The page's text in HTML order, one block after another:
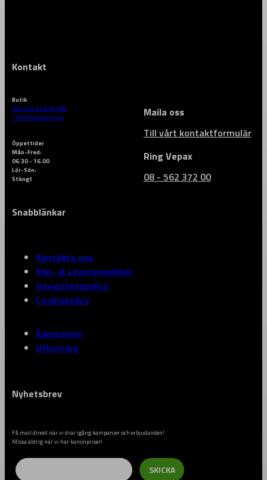
Kontakt
Butik
Västberga Allé 36B
126 30 Hägersten
Maila oss
Till vårt kontaktformulär
Öppettider
Mån-Fred:
06.30 - 16.00
Lör-Sön:
Stängt
Ring Vepax
08 - 562 372 00
Snabblänkar
Kontakta oss
Köp- & Leveransvillkor
Integritetspolicy
Cookiepolicy
Kampanjer
Uthyrning
Nyhetsbrev
Få mail direkt när vi drar igång kampanjer och erbjudanden!
Missa aldrig när vi har kanonpriser!
Email
SKICKA